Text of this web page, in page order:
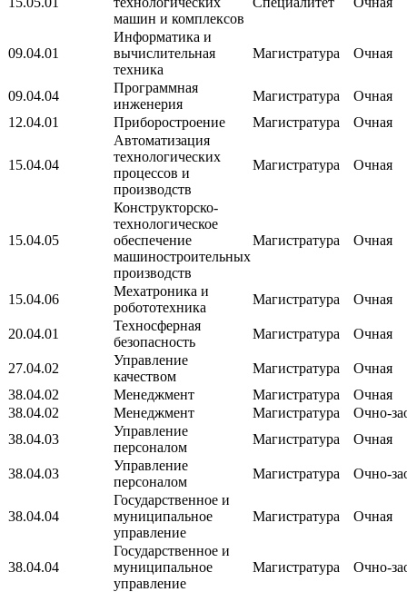
машин и комплексов
09.04.01
Информатика и
вычислительная
техника
Магистратура Очная
09.04.04
Программная
инженерия
Магистратура
Очная
12.04.01
Приборостроение Магистратура Очная
15.04.04
Автоматизация
технологических
процессов и
производств
Магистратура Очная
15.04.05
Конструкторско-
технологическое
обеспечение
машиностроительных
производств
Магистратура Очная
15.04.06
Мехатроника и
робототехника
Магистратура Очная
20.04.01
Техносферная
безопасность
Магистратура Очная
27.04.02
Управление
качеством
Магистратура
Очная
38.04.02
Менеджмент Магистратура
Очная
38.04.02
Менеджмент Магистратура
Очно-
38.04.03
Управление
персоналом
Магистратура Очная
38.04.03
Управление
персоналом
Магистратура Очно-
38.04.04
Государственное и
муниципальное
управление
Магистратура Очная
38.04.04
Государственное и
муниципальное
управление
Магистратура Очно-